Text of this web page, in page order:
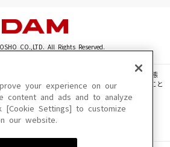
CO.,LTD. All Rights Reserved.
の文章・画像・写真・動画・音声等を、手段や形態
を超えて無断で複製、転載、ファイル化などすること
りご利用いただけない場合があります。
信内容が変更になる場合があります。
your experience on our
content and ads and to analyze
[Cookie Settings] to customize
our website.